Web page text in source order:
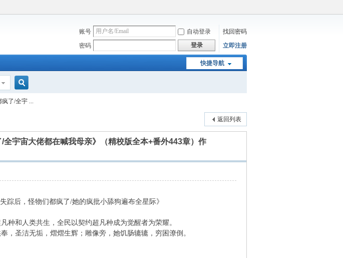
账号 自动登录
找回密码
密码
登录 立即注册
快捷导航
搜
索
了/全宇 ...
返回列表
全宇宙大佬都在喊我母亲》（精校版全本+番外443章）作
后，怪物们都疯了/她的疯批小舔狗遍布全星际》
和人类共生，全民以契约超凡种成为觉醒者为荣耀。
圣洁无垢，熠熠生辉；雕像旁，她饥肠辘辘，穷困潦倒。